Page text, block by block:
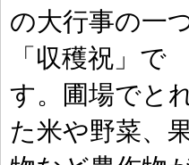
の大行事の一
「収穫祝」で
す。圃場でと
た米や野菜、